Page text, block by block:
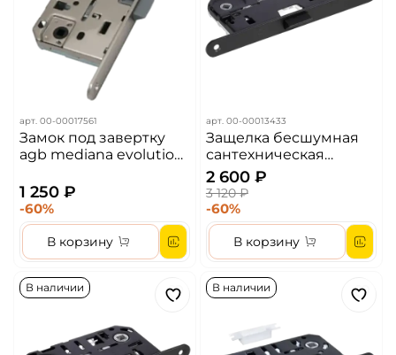
арт. 00-00017561
Замок под завертку
agb mediana evolution
1 250 ₽
-60%
В корзину
арт. 00-00013433
Защелка бесшумная
сантехническая
MORELLI Innovation IP
WC B Цвет - Черный
2 600 ₽
3 120 ₽
-60%
В корзину
В наличии В наличии